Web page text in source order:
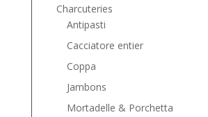
Charcuteries
Antipasti
Cacciatore entier
Coppa
Jambons
Mortadelle & Porchetta